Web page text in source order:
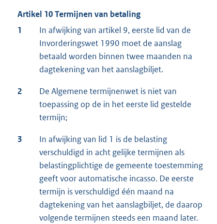
Artikel 10 Termijnen van betaling
1
In afwijking van artikel 9, eerste lid van de
Invorderingswet 1990 moet de aanslag
betaald worden binnen twee maanden na
dagtekening van het aanslagbiljet.
2
De Algemene termijnenwet is niet van
toepassing op de in het eerste lid gestelde
termijn;
3
In afwijking van lid 1 is de belasting
verschuldigd in acht gelijke termijnen als
belastingplichtige de gemeente toestemming
geeft voor automatische incasso. De eerste
termijn is verschuldigd één maand na
dagtekening van het aanslagbiljet, de daarop
volgende termijnen steeds een maand later.